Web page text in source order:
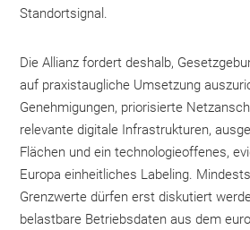
Standortsignal.
Die Allianz fordert deshalb,
auf praxistaugliche Umsetzung
Genehmigungen, priorisierte
relevante digitale Infrastrukturen,
Flächen und ein technologieoffenes,
Europa einheitliches Labeling.
Grenzwerte dürfen erst diskutiert
belastbare Betriebsdaten aus dem